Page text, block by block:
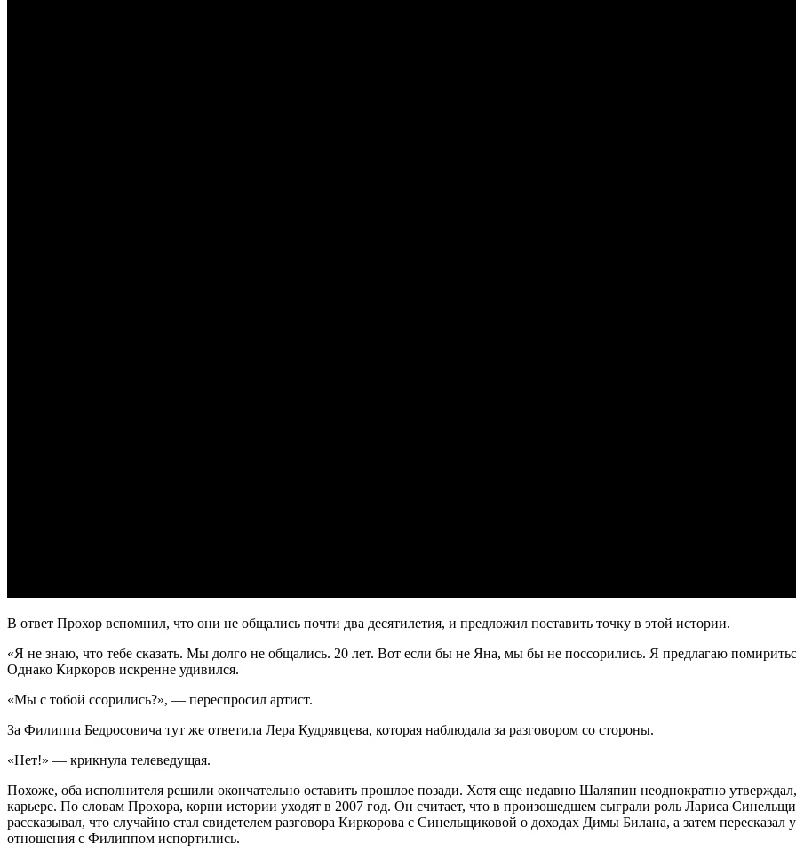
В ответ Прохор вспомнил, что они не общались почти два десятилетия, и предложил поставить точку в этой истории.
«Я не знаю, что тебе сказать. Мы долго не общались. 20 лет. Вот если бы не Яна, мы бы не поссорились. Я предлагаю
Однако Киркоров искренне удивился.
«Мы с тобой ссорились?», — переспросил артист.
За Филиппа Бедросовича тут же ответила Лера Кудрявцева, которая наблюдала за разговором со стороны.
«Нет!» — крикнула телеведущая.
Похоже, оба исполнителя решили окончательно оставить прошлое позади. Хотя еще недавно Шаляпин неоднократно
карьере. По словам Прохора, корни истории уходят в 2007 год. Он считает, что в произошедшем сыграли роль Лариса
рассказывал, что случайно стал свидетелем разговора Киркорова с Синельщиковой о доходах Димы Билана, а затем
отношения с Филиппом испортились.